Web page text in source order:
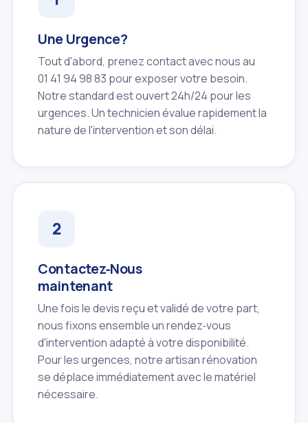
Une Urgence?
Tout d'abord, prenez contact avec nous au
01 41 94 98 83 pour exposer votre besoin.
Notre standard est ouvert 24h/24 pour les
urgences. Un technicien évalue rapidement la
nature de l'intervention et son délai.
Contactez‑Nous
maintenant
Une fois le devis reçu et validé de votre part,
nous fixons ensemble un rendez‑vous
d'intervention adapté à votre disponibilité.
Pour les urgences, notre artisan rénovation
se déplace immédiatement avec le matériel
nécessaire.